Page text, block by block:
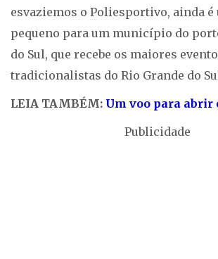
esvaziemos o Poliesportivo, ainda é
pequeno para um município do
do Sul, que recebe os maiores
tradicionalistas do Rio Grande do
LEIA TAMBÉM: Um voo para abrir
Publicidade